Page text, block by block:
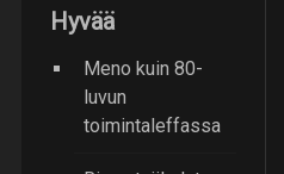
Hyvää
Meno kuin 80-
luvun
toimintaleffassa